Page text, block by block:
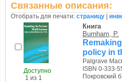
Связанные описания:
Отобрать для печати: страницу
Доступно
1 из 1
Книга
Burnham, P.
policy in
Palgrave
ISBN 0-333-
Покровский